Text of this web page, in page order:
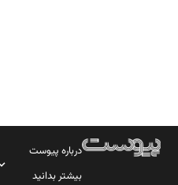
درباره پیوست
بیشتر بدانید